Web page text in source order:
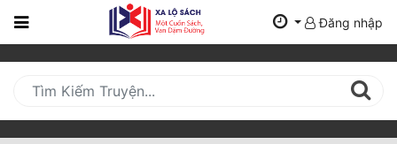
Trang
Mới
Cập
Đăng nhập